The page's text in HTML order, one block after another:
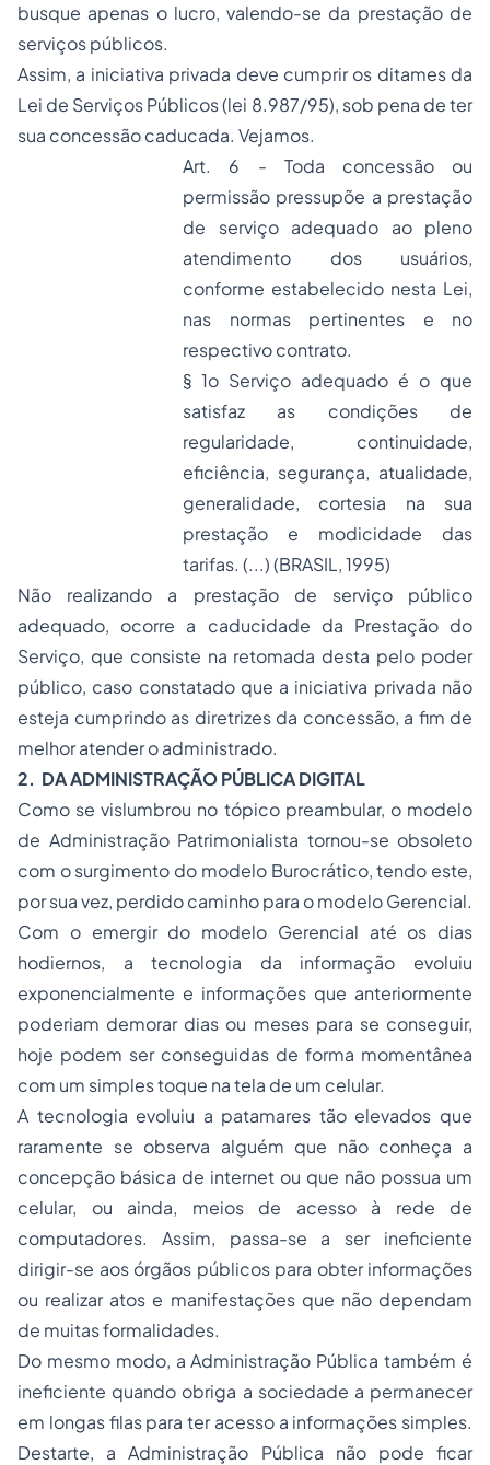
busque apenas o lucro, valendo-se da prestação de
serviços públicos.
Assim, a iniciativa privada deve cumprir os ditames da
Lei de Serviços Públicos (lei 8.987/95), sob pena de ter
sua concessão caducada. Vejamos.
Art. 6 - Toda concessão ou
permissão pressupõe a prestação
de serviço adequado ao pleno
atendimento dos usuários,
conforme estabelecido nesta Lei,
nas normas pertinentes e no
respectivo contrato.
§ 1o Serviço adequado é o que
satisfaz as condições de
regularidade, continuidade,
eficiência, segurança, atualidade,
generalidade, cortesia na sua
prestação e modicidade das
tarifas. (...) (BRASIL, 1995)
Não realizando a prestação de serviço público
adequado, ocorre a caducidade da Prestação do
Serviço, que consiste na retomada desta pelo poder
público, caso constatado que a iniciativa privada não
esteja cumprindo as diretrizes da concessão, a fim de
melhor atender o administrado.
2. DA ADMINISTRAÇÃO PÚBLICA DIGITAL
Como se vislumbrou no tópico preambular, o modelo
de Administração Patrimonialista tornou-se obsoleto
com o surgimento do modelo Burocrático, tendo este,
por sua vez, perdido caminho para o modelo Gerencial.
Com o emergir do modelo Gerencial até os dias
hodiernos, a tecnologia da informação evoluiu
exponencialmente e informações que anteriormente
poderiam demorar dias ou meses para se conseguir,
hoje podem ser conseguidas de forma momentânea
com um simples toque na tela de um celular.
A tecnologia evoluiu a patamares tão elevados que
raramente se observa alguém que não conheça a
concepção básica de internet ou que não possua um
celular, ou ainda, meios de acesso à rede de
computadores. Assim, passa-se a ser ineficiente
dirigir-se aos órgãos públicos para obter informações
ou realizar atos e manifestações que não dependam
de muitas formalidades.
Do mesmo modo, a Administração Pública também é
ineficiente quando obriga a sociedade a permanecer
em longas filas para ter acesso a informações simples.
Destarte, a Administração Pública não pode ficar